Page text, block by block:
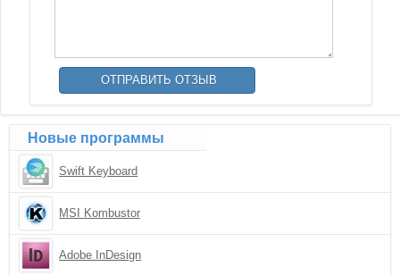
Новые программы
Swift Keyboard
MSI Kombustor
Adobe InDesign